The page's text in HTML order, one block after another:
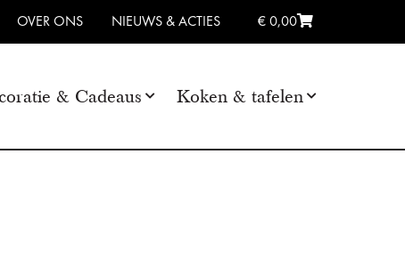
OVER ONS NIEUWS & ACTIES € 0,00
& Cadeaus Koken & tafelen